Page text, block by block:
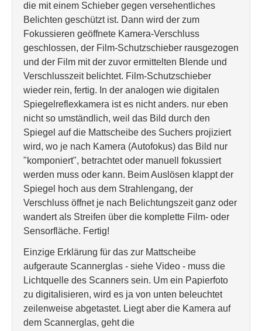
die mit einem Schieber gegen versehentliches
Belichten geschützt ist. Dann wird der zum
Fokussieren geöffnete Kamera-Verschluss
geschlossen, der Film-Schutzschieber rausgezogen
und der Film mit der zuvor ermittelten Blende und
Verschlusszeit belichtet. Film-Schutzschieber
wieder rein, fertig. In der analogen wie digitalen
Spiegelreflexkamera ist es nicht anders. nur eben
nicht so umständlich, weil das Bild durch den
Spiegel auf die Mattscheibe des Suchers projiziert
wird, wo je nach Kamera (Autofokus) das Bild nur
"komponiert", betrachtet oder manuell fokussiert
werden muss oder kann. Beim Auslösen klappt der
Spiegel hoch aus dem Strahlengang, der
Verschluss öffnet je nach Belichtungszeit ganz oder
wandert als Streifen über die komplette Film- oder
Sensorfläche. Fertig!
Einzige Erklärung für das zur Mattscheibe
aufgeraute Scannerglas - siehe Video - muss die
Lichtquelle des Scanners sein. Um ein Papierfoto
zu digitalisieren, wird es ja von unten beleuchtet
zeilenweise abgetastet. Liegt aber die Kamera auf
dem Scannerglas, geht die